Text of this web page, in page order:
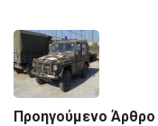
Προηγούμενο Άρθρο